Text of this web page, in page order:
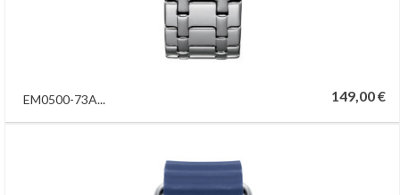
EM0500-73A... 149,00 €